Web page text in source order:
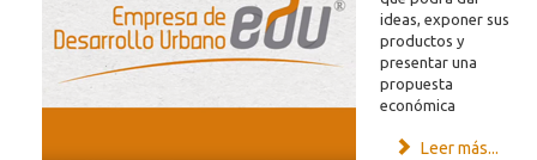
ideas, exponer sus
productos y
presentar una
propuesta
económica
Leer más...